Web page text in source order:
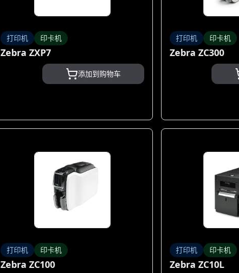
打印机 印卡机
Zebra ZXP7
添加到购物车
打印机 印卡机
Zebra ZC300
打印机 印卡机
Zebra ZC100
打印机 印卡机
Zebra ZC10L